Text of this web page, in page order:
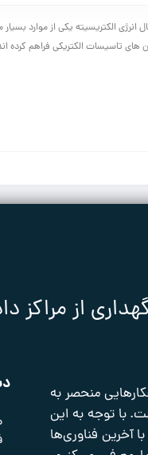
انرژی الکتریسیته یکی از موارد
های تاسیسات الکتریکی فراهم کرده
از مراکز
منحصر به
با توجه به این
آخرین فناوری‌ها